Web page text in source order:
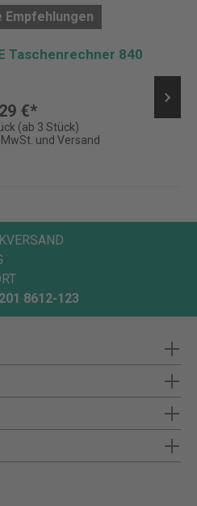
Empfehlungen
Taschenrechner 840
€*
(ab 3 Stück)
und Versand
8612-123